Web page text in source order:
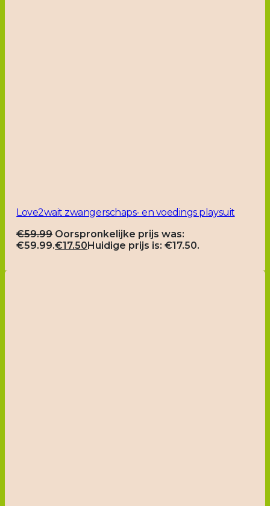
Love2wait zwangerschaps- en voedings playsuit
€59.99 Oorspronkelijke prijs was:
€59.99.€17.50 Huidige prijs is: €17.50.